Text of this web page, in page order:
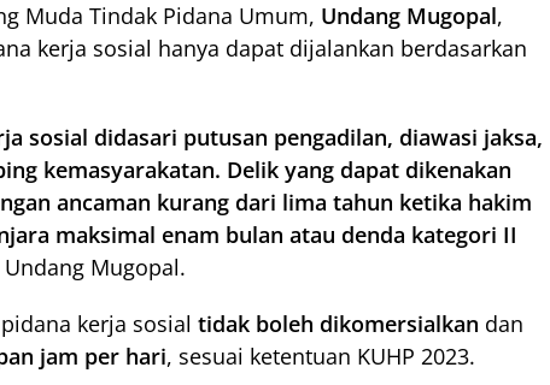
Muda Tindak Pidana Umum, Undang Mugopal,
kerja sosial hanya dapat dijalankan berdasarkan
sosial didasari putusan pengadilan, diawasi jaksa,
kemasyarakatan. Delik yang dapat dikenakan
ancaman kurang dari lima tahun ketika hakim
maksimal enam bulan atau denda kategori II
Undang Mugopal.
kerja sosial tidak boleh dikomersialkan dan
jam per hari, sesuai ketentuan KUHP 2023.